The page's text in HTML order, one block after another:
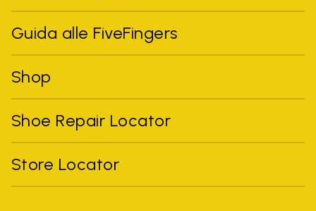
Guida alle FiveFingers
Shop
Shoe Repair Locator
Store Locator